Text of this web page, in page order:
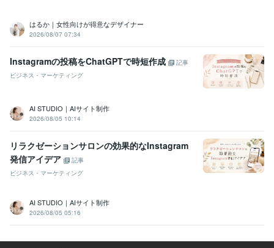
はるか｜女性向けが得意なデザイナー
2026/08/07 07:34
Instagramの投稿をChatGPTで時短作成
記事
ビジネス・マーケティング
AI STUDIO｜AIサイト制作
2026/08/05 10:14
リラクゼーションサロンの効果的なInstagram
発信アイデア
記事
ビジネス・マーケティング
AI STUDIO｜AIサイト制作
2026/08/05 05:16